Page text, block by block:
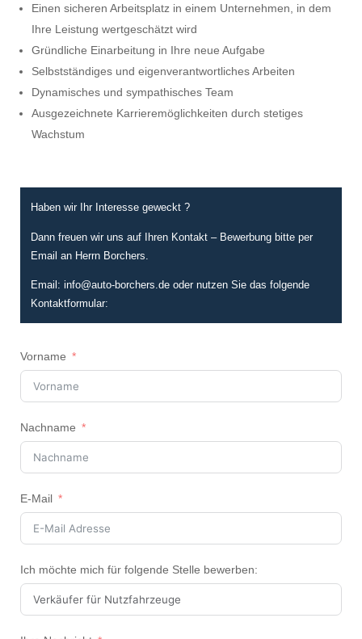
Einen sicheren Arbeitsplatz in einem Unternehmen, in dem
Ihre Leistung wertgeschätzt wird
Gründliche Einarbeitung in Ihre neue Aufgabe
Selbstständiges und eigenverantwortliches Arbeiten
Dynamisches und sympathisches Team
Ausgezeichnete Karrieremöglichkeiten durch stetiges
Wachstum
Haben wir Ihr Interesse geweckt ?
Dann freuen wir uns auf Ihren Kontakt – Bewerbung bitte per
Email an Herrn Borchers.
Email: info@auto-borchers.de oder nutzen Sie das folgende
Kontaktformular:
Vorname
Nachname
E-Mail
Ich möchte mich für folgende Stelle bewerben: